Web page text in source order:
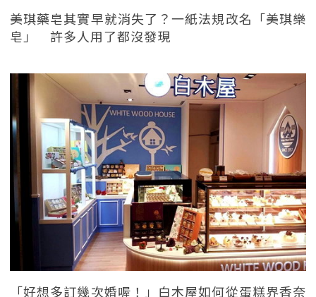
美琪藥皂其實早就消失了？一紙法規改名「美琪樂
皂」 許多人用了都沒發現
「好想多訂幾次婚喔！」白木屋如何從蛋糕界香奈